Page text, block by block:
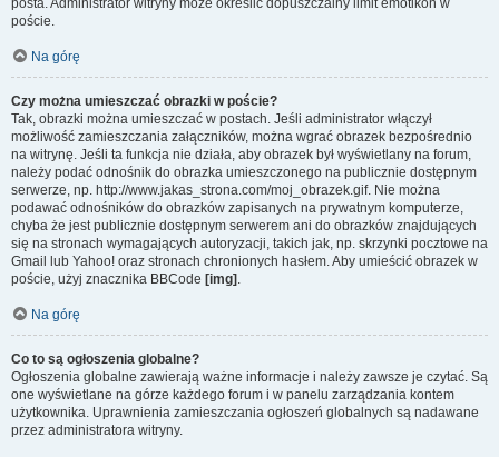
posta. Administrator witryny może określić dopuszczalny limit emotikon w
poście.
Na górę
Czy można umieszczać obrazki w poście?
Tak, obrazki można umieszczać w postach. Jeśli administrator włączył
możliwość zamieszczania załączników, można wgrać obrazek bezpośrednio
na witrynę. Jeśli ta funkcja nie działa, aby obrazek był wyświetlany na forum,
należy podać odnośnik do obrazka umieszczonego na publicznie dostępnym
serwerze, np. http://www.jakas_strona.com/moj_obrazek.gif. Nie można
podawać odnośników do obrazków zapisanych na prywatnym komputerze,
chyba że jest publicznie dostępnym serwerem ani do obrazków znajdujących
się na stronach wymagających autoryzacji, takich jak, np. skrzynki pocztowe na
Gmail lub Yahoo! oraz stronach chronionych hasłem. Aby umieścić obrazek w
poście, użyj znacznika BBCode [img] .
Na górę
Co to są ogłoszenia globalne?
Ogłoszenia globalne zawierają ważne informacje i należy zawsze je czytać. Są
one wyświetlane na górze każdego forum i w panelu zarządzania kontem
użytkownika. Uprawnienia zamieszczania ogłoszeń globalnych są nadawane
przez administratora witryny.